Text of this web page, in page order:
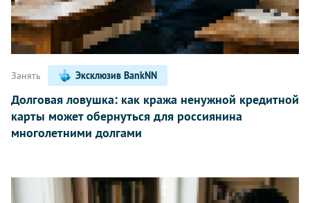
Занять Эксклюзив BankNN
Долговая ловушка: как кража ненужной кредитной
карты может обернуться для россиянина
многолетними долгами